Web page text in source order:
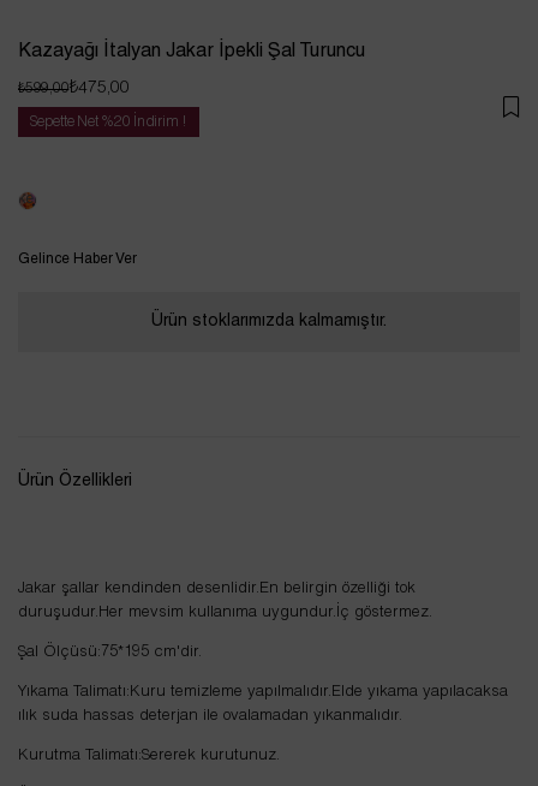
Kazayağı İtalyan Jakar İpekli Şal Turuncu
₺599,00₺475,00
Sepette Net %20 İndirim !
Tükendi
Gelince Haber Ver
Ürün stoklarımızda kalmamıştır.
Ürün Özellikleri
Jakar şallar kendinden desenlidir.En belirgin özelliği tok
duruşudur.Her mevsim kullanıma uygundur.İç göstermez.
Şal Ölçüsü:75*195 cm'dir.
Yıkama Talimatı:Kuru temizleme yapılmalıdır.Elde yıkama yapılacaksa
ılık suda hassas deterjan ile ovalamadan yıkanmalıdır.
Kurutma Talimatı:Sererek kurutunuz.